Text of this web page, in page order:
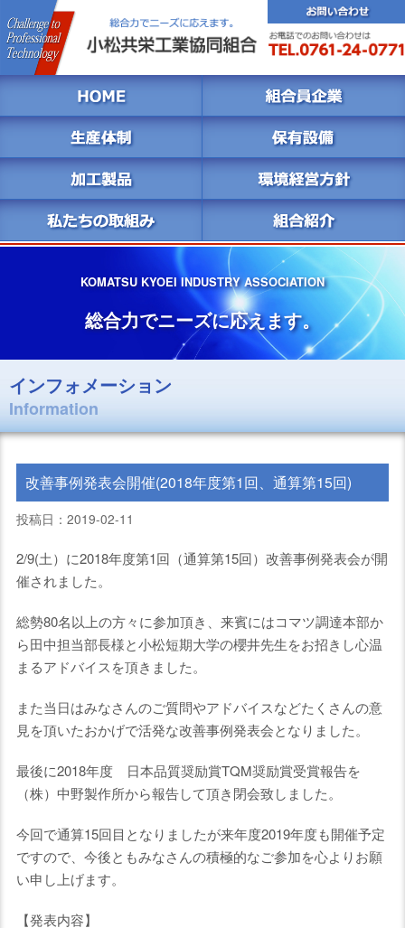
KOMATSU KYOEI INDUSTRY ASSOCIATION
総合力でニーズに応えます。
インフォメーション
Information
改善事例発表会開催(2018年度第1回、通算第15回)
投稿日：2019-02-11
2/9(土）に2018年度第1回（通算第15回）改善事例発表会が開
催されました。
総勢80名以上の方々に参加頂き、来賓にはコマツ調達本部か
ら田中担当部長様と小松短期大学の櫻井先生をお招きし心温
まるアドバイスを頂きました。
また当日はみなさんのご質問やアドバイスなどたくさんの意
見を頂いたおかげで活発な改善事例発表会となりました。
最後に2018年度 日本品質奨励賞TQM奨励賞受賞報告を
（株）中野製作所から報告して頂き閉会致しました。
今回で通算15回目となりましたが来年度2019年度も開催予定
ですので、今後ともみなさんの積極的なご参加を心よりお願
い申し上げます。
【発表内容】